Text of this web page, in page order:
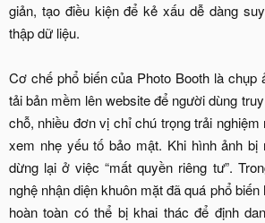
giản, tạo điều kiện để kẻ xấu dễ dàng
thập dữ liệu.
Cơ chế phổ biến của Photo Booth là chụp
tải bản mềm lên website để người dùng
chỗ, nhiều đơn vị chỉ chú trọng trải
xem nhẹ yếu tố bảo mật. Khi hình ảnh
dừng lại ở việc “mất quyền riêng tư”.
nghệ nhận diện khuôn mặt đã quá phổ
hoàn toàn có thể bị khai thác để định